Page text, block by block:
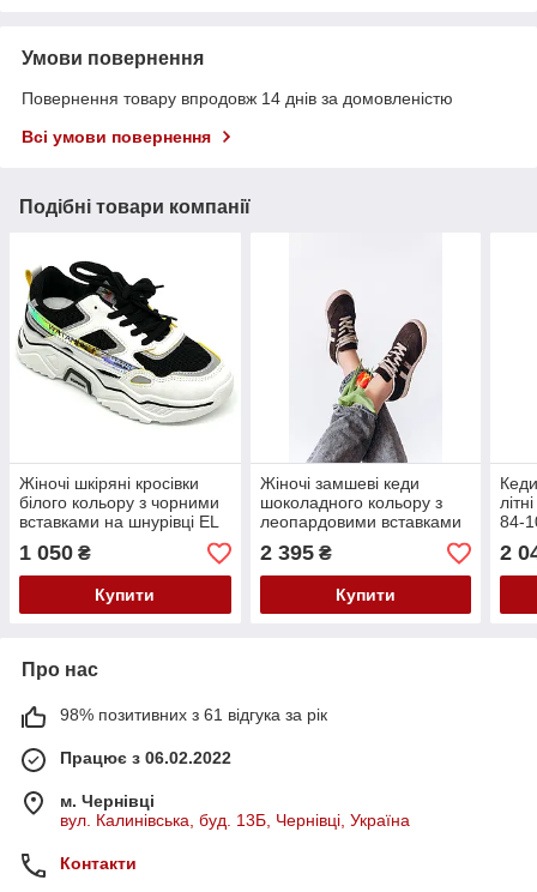
Умови повернення
Повернення товару впродовж 14 днів за домовленістю
Всі умови повернення
Подібні товари компанії
Жіночі шкіряні кросівки
білого кольору з чорними
вставками на шнурівці EL
PASSO KY19AW-5 розмір
36
1 050 ₴
Купити
Жіночі замшеві кеди
шоколадного кольору з
леопардовими вставками
на шнурівці Frivoli F825-
83-55Т розмір 36
2 395₴
Купити
84-
2
Про нас
98% позитивних з 61 відгука за рік
Працює з 06.02.2022
м. Чернівці
вул. Калинівська, буд. 13Б, Чернівці, Україна
Контакти